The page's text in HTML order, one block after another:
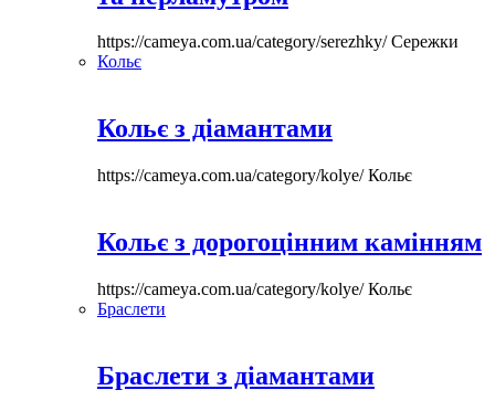
https://cameya.com.ua/category/serezhky/Сережки
Кольє
Кольє з діамантами
https://cameya.com.ua/category/kolye/Кольє
Кольє з дорогоцінним камінням
https://cameya.com.ua/category/kolye/Кольє
Браслети
Браслети з діамантами